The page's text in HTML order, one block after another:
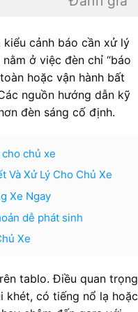
cảnh báo cần xử lý
ở việc đèn chỉ “báo
hoặc vận hành bất
nguồn hướng dẫn kỹ
đèn sáng cố định.
chủ xe
Và Xử Lý Cho Chủ Xe
Xe Ngay
dễ phát sinh
Xe
tablo. Điều quan trọng
khét, có tiếng nổ lạ hoặc